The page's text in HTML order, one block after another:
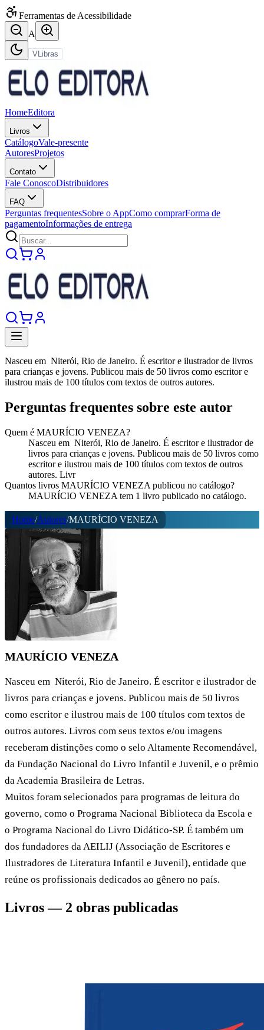
Ferramentas de Acessibilidade
A
VLibras
HomeEditora
Livros
CatálogoVale-presente
AutoresProjetos
Contato
Fale ConoscoDistribuidores
FAQ
Perguntas frequentesSobre o AppComo comprarForma de
pagamentoInformações de entrega
Nasceu em Niterói, Rio de Janeiro. É escritor e ilustrador de livros
para crianças e jovens. Publicou mais de 50 livros como escritor e
ilustrou mais de 100 títulos com textos de outros autores.
Perguntas frequentes sobre este autor
Quem é MAURÍCIO VENEZA?
Nasceu em Niterói, Rio de Janeiro. É escritor e ilustrador de
livros para crianças e jovens. Publicou mais de 50 livros como
escritor e ilustrou mais de 100 títulos com textos de outros
autores. Livr
Quantos livros MAURÍCIO VENEZA publicou no catálogo?
MAURÍCIO VENEZA tem 1 livro publicado no catálogo.
Home/Autores/MAURÍCIO VENEZA
MAURÍCIO VENEZA
Nasceu em Niterói, Rio de Janeiro. É escritor e ilustrador de
livros para crianças e jovens. Publicou mais de 50 livros
como escritor e ilustrou mais de 100 títulos com textos de
outros autores. Livros com seus textos e/ou imagens
receberam distinções como o selo Altamente Recomendável,
da Fundação Nacional do Livro Infantil e Juvenil, e o prêmio
da Academia Brasileira de Letras.
Muitos foram selecionados para programas de leitura do
governo, como o Programa Nacional Biblioteca da Escola e
o Programa Nacional do Livro Didático-SP. É também um
dos fundadores da AEILIJ (Associação de Escritores e
Ilustradores de Literatura Infantil e Juvenil), entidade que
reúne os profissionais dedicados ao gênero no país.
Livros — 2 obras publicadas